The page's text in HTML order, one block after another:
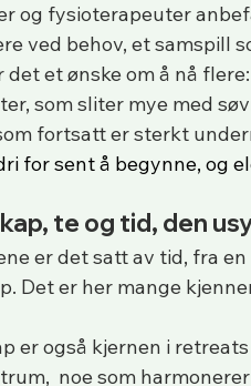
og fysioterapeuter
ved behov, et samspill
det et ønske om å nå flere:
som sliter mye med
fortsatt er sterkt
for sent å begynne, og
te og tid, den
er det satt av tid, fra
Det er her mange
er også kjernen i
noe som